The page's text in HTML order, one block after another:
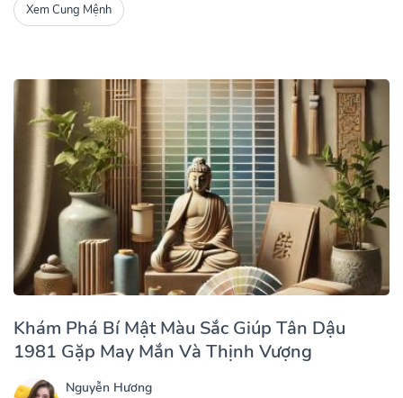
Xem Cung Mệnh
Khám Phá Bí Mật Màu Sắc Giúp Tân Dậu
1981 Gặp May Mắn Và Thịnh Vượng
Nguyễn Hương